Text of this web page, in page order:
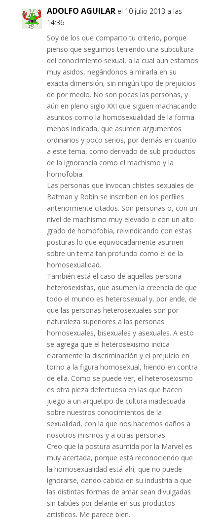
ADOLFO AGUILAR el 10 julio 2013 a las
14:36
Soy de los que comparto tu criterio, porque
pienso que seguimos teniendo una subcultura
del conocimiento sexual, a la cual aun estamos
muy asidos, negándonos a mirarla en su
exacta dimensión, sin ningún tipo de prejuicios
de por medio. No son pocas las personas, y
aún en pleno siglo XXI que siguen machacando
asuntos como la homosexualidad de la forma
menos indicada, que asumen argumentos
ordinarios y poco serios, por demás en cuanto
a este tema, como derivado de sub productos
de la ignorancia como el machismo y la
homofobia.
Las personas que invocan chistes sexuales de
Batman y Robin se inscriben en los perfiles
anteriormente citados. Son personas o, con un
nivel de machismo muy elevado o con un alto
grado de homofobia, reivindicando con estas
posturas lo que equivocadamente asumen
sobre un tema tan profundo como el de la
homosexualidad.
También está el caso de aquellas persona
heterosexistas, que asumen la creencia de que
todo el mundo es heterosexual y, por ende, de
que las personas heterosexuales son por
naturaleza superiores a las personas
homosexuales, bisexuales y asexuales. A esto
se agrega que el heterosexismo indica
claramente la discriminación y el prejuicio en
torno a la figura homosexual, hiendo en contra
de ella. Como se puede ver, el heterosexismo
es otra pieza defectuosa en las que hacen
juego a un arquetipo de cultura inadecuada
sobre nuestros conocimientos de la
sexualidad, con la que nos hacemos daños a
nosotros mismos y a otras personas.
Creo que la postura asumida por la Marvel es
muy acertada, porque está reconociendo que
la homosexualidad está ahí, que no puede
ignorarse, dando cabida en su industria a que
las distintas formas de amar sean divulgadas
sin tabúes por delante en sus productos
artísticos. Me parece bien.